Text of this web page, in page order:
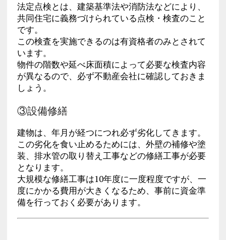
法定点検とは、建築基準法や消防法などにより、
共同住宅に義務づけられている点検・検査のこと
です。
この検査を実施できるのは有資格者のみとされて
います。
物件の階数や延べ床面積によって必要な検査内容
が異なるので、必ず不動産会社に確認しておきま
しょう。
③設備修繕
建物は、年月が経つにつれ必ず劣化してきます。
この劣化を食い止めるためには、外壁の補修や塗
装、排水管の取り替え工事などの修繕工事が必要
となります。
大規模な修繕工事は10年度に一度程度ですが、一
度にかかる費用が大きくなるため、事前に資金準
備を行っておく必要があります。